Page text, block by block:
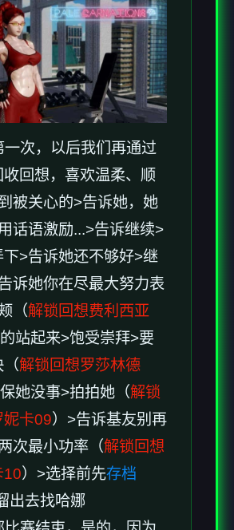
次，以后我们再通过
回想，喜欢温柔、顺
被关心的>告诉她，她
话语激励...>告诉继续>
>告诉她还不够好>继
诉她你在尽最大努力表
（解锁回想费利西亚
站起来>饱受崇拜>要
（解锁回想罗莎林德
她没事>拍拍她（解锁
妮卡09）>告诉基友别再
次最小功率（解锁回想
10）>选择前先存档
出去找哈娜